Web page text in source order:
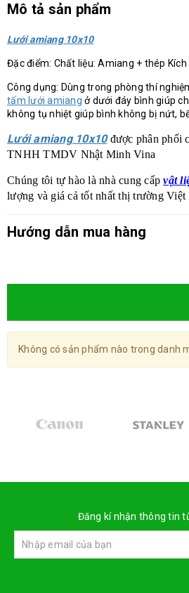
Mô tả sản phẩm
Lưới amiang 10x10
Đặc điểm: Chất liệu: Amiang + thép
Công dụng: Dùng trong phòng thí
tấm lưới amiang ở dưới đáy bình giúp
không tụ nhiệt giúp bình không bị nứt,
Lưới amiang 10x10 được phân phối
TNHH TMDV Nhật Minh Vina
Chúng tôi tự hào là nhà cung cấpvật
lượng và giá cả tốt nhất thị trường Việt
Hướng dẫn mua hàng
Không có sản phẩm nào trong danh
Đăng kí nhận thông tin